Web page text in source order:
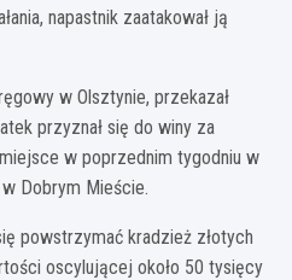
napastnik zaatakował ją
w Olsztynie, przekazał
przyznał się do winy za
w poprzednim tygodniu w
Dobrym Mieście.
powstrzymać kradzież złotych
oscylującej około 50 tysięcy